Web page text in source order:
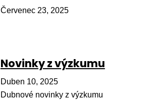
Červenec 23, 2025
Novinky z výzkumu
Duben 10, 2025
Dubnové novinky z výzkumu